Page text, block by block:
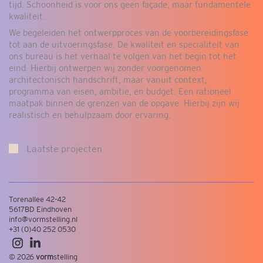
tijd. Schoonheid is voor ons geen façade, maar fundamentele
kwaliteit.
We begeleiden het ontwerpproces van de voorbereidingsfase
tot aan de uitvoeringsfase. De kwaliteit en specialiteit van
ons bureau is het verhaal te volgen van het begin tot het
eind. Hierbij ontwerpen wij zonder voorgenomen
architectonisch handschrift, maar vanuit context,
programma van eisen, ambitie, en budget. Een rationeel
maatpak binnen de grenzen van de opgave. Hierbij zijn wij
realistisch en behulpzaam door ervaring.
Laatste projecten
Torenallee 42-42
5617BD Eindhoven
info@vormstelling.nl
+31 (0)40 252 0530
© 2026 vormstelling